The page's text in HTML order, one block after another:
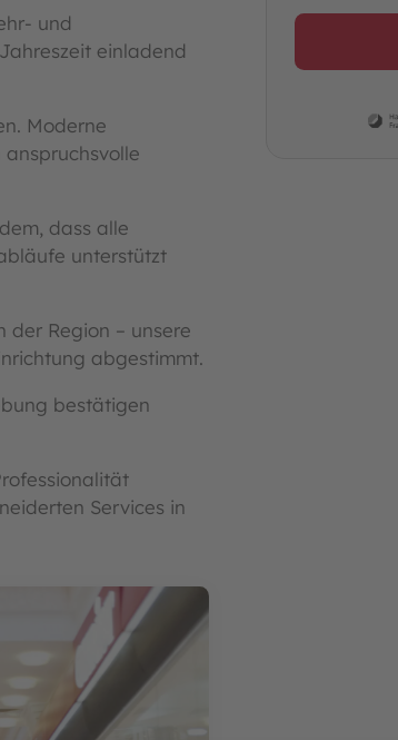
und
einladend
Moderne
dass alle
unterstützt
der Region – unsere
abgestimmt.
bestätigen
Services in